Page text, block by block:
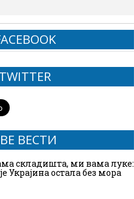
TWITTER
ВЕСТИ
складишта, ми вама луке:
Украјина остала без мора